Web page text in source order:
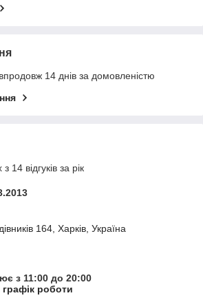
14 днів за домовленістю
14 відгуків за рік
164, Харків, Україна
з 11:00 до 20:00
роботи